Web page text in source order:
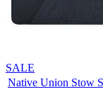
SALE
Native Union Stow